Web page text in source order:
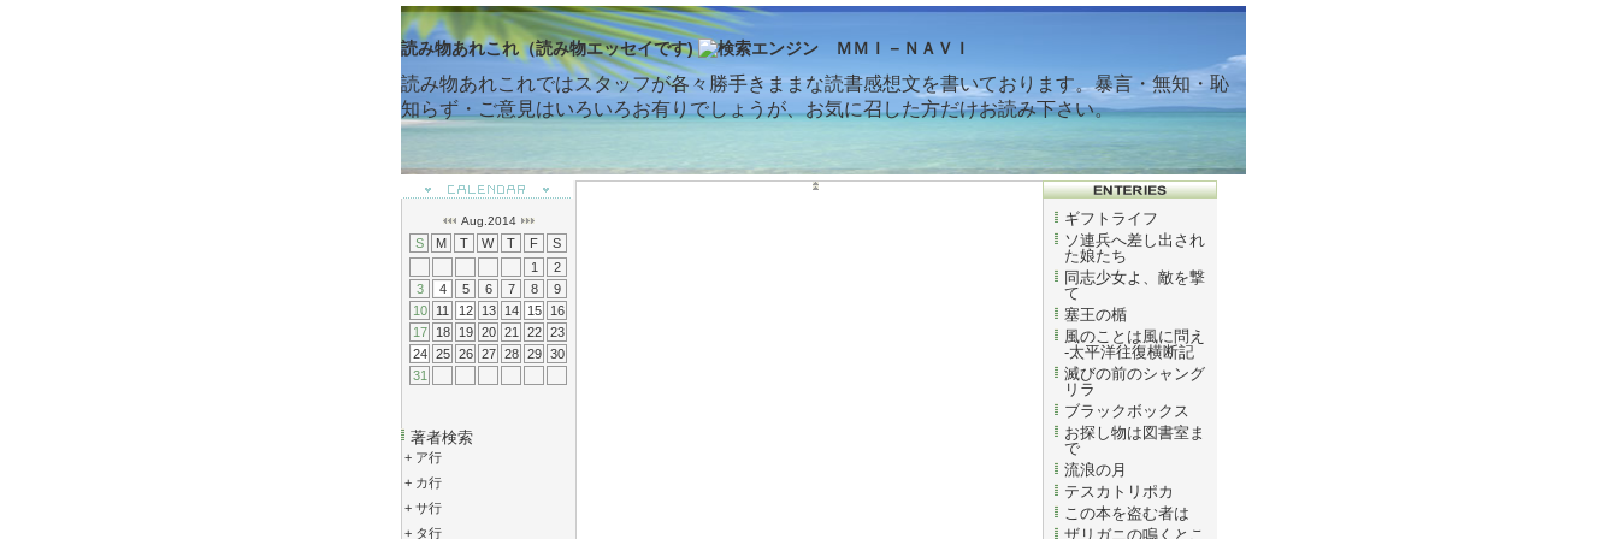
読み物あれこれ（読み物エッセイです)
読み物あれこれではスタッフが各々勝手きままな読書感想文を書いております。暴言・無知・恥
知らず・ご意見はいろいろお有りでしょうが、お気に召した方だけお読み下さい。
Aug.2014
S M T W T F
S
1
2
3
4 5 6 7 8
9
10
11 12 13 14 15
16
17
18 19 20 21 22
23
24
25 26 27 28 29
30
31
著者検索
+ ア行
+ カ行
+ サ行
+ タ行
ギフトライフ
ソ連兵へ差し出され
た娘たち
同志少女よ、敵を撃
て
塞王の楯
風のことは風に問え
-太平洋往復横断記
滅びの前のシャング
リラ
ブラックボックス
お探し物は図書室ま
で
流浪の月
テスカトリポカ
この本を盗む者は
ザリガニの鳴くとこ